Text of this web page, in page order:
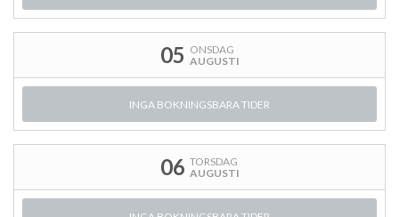
05 ONSDAG
AUGUSTI
INGA BOKNINGSBARA TIDER
06 TORSDAG
AUGUSTI